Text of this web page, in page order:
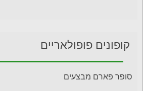
קופונים פופולאריים
סופר פארם מבצעים